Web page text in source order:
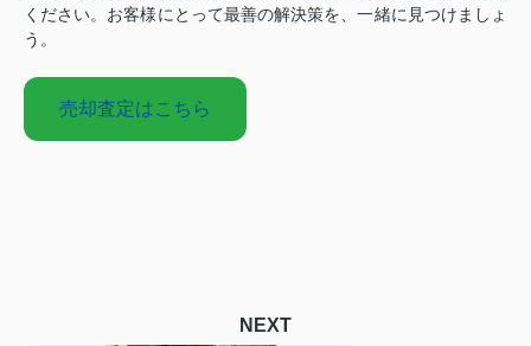
ください。お客様にとって最善の解決策を、一緒に見つけましょ
う。
売却査定はこちら
NEXT